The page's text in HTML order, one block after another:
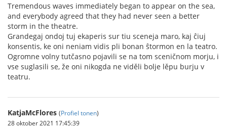
Tremendous waves immediately began to appear on the sea,
and everybody agreed that they had never seen a better
storm in the theatre.
Grandegaj ondoj tuj ekaperis sur tiu sceneja maro, kaj ĉiuj
konsentis, ke oni neniam vidis pli bonan ŝtormon en la teatro.
Ogromne volny tutčasno pojavili se na tom sceničnom morju, i
vse suglasili se, že oni nikogda ne viděli bolje lěpu burju v
teatru.
KatjaMcFlores (Profiel tonen)
28 oktober 2021 17:45:39